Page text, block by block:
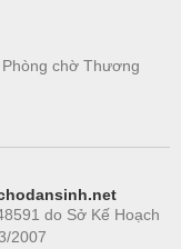
chờ Thương
do Sở Kế Hoạch
2007